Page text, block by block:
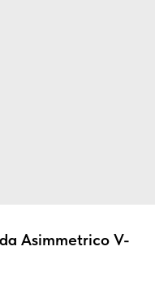
Asimmetriсo V-